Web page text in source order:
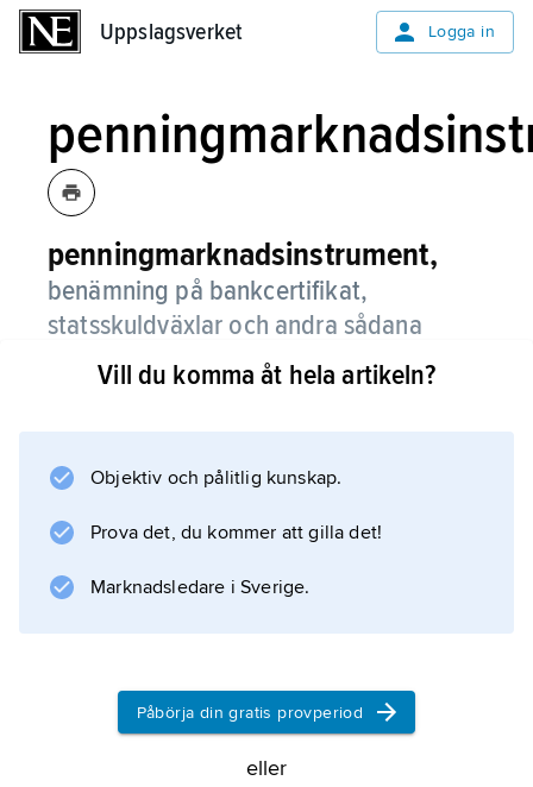
Uppslagsverket Logga in
penningmarknadsinstrument,
benämning på bankcertifikat,
statsskuldväxlar och andra sådana
finansiella instrument som bl.a. omsätts
på penningmarknaden.
Information om artikeln
Vill du komma åt hela artikeln?
Objektiv och pålitlig kunskap.
Prova det, du kommer att gilla det!
Marknadsledare i Sverige.
Påbörja din gratis provperiod
eller